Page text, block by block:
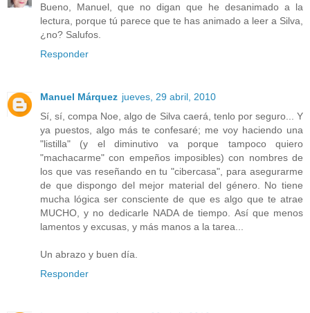
Bueno, Manuel, que no digan que he desanimado a la
lectura, porque tú parece que te has animado a leer a Silva,
¿no? Salufos.
Responder
Manuel Márquez jueves, 29 abril, 2010
Sí, sí, compa Noe, algo de Silva caerá, tenlo por seguro... Y
ya puestos, algo más te confesaré; me voy haciendo una
"listilla" (y el diminutivo va porque tampoco quiero
"machacarme" con empeños imposibles) con nombres de
los que vas reseñando en tu "cibercasa", para asegurarme
de que dispongo del mejor material del género. No tiene
mucha lógica ser consciente de que es algo que te atrae
MUCHO, y no dedicarle NADA de tiempo. Así que menos
lamentos y excusas, y más manos a la tarea...
Un abrazo y buen día.
Responder